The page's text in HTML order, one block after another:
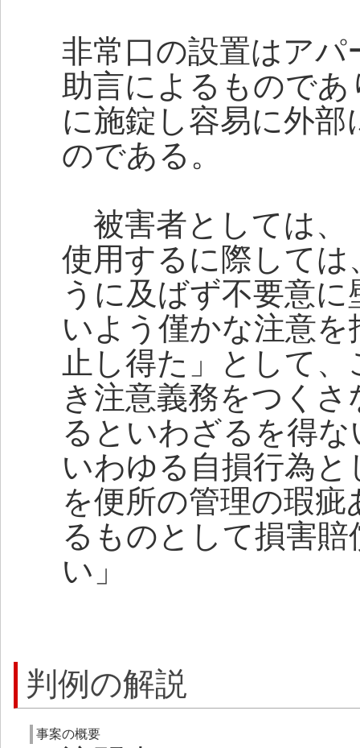
非常口の設置はア
助言によるもので
に施錠し容易に外
のである。
被害者としては、
使用するに際して
うに及ばず不要意
いよう僅かな注意
止し得た」として
き注意義務をつく
るといわざるを得
いわゆる自損行為
を便所の管理の瑕
るものとして損害
い」
判例の解説
事案の概要